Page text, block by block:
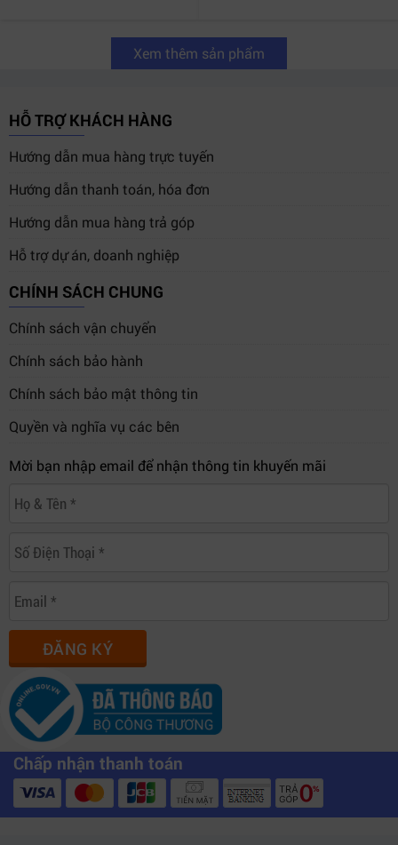
Xem thêm sản phẩm
HỖ TRỢ KHÁCH HÀNG
Hướng dẫn mua hàng trực tuyến
Hướng dẫn thanh toán, hóa đơn
Hướng dẫn mua hàng trả góp
Hỗ trợ dự án, doanh nghiệp
CHÍNH SÁCH CHUNG
Chính sách vận chuyển
Chính sách bảo hành
Chính sách bảo mật thông tin
Quyền và nghĩa vụ các bên
Mời bạn nhập email để nhận thông tin khuyến mãi
ĐĂNG KÝ
Chấp nhận thanh toán